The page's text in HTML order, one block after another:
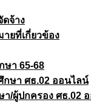
จ้าง
ายที่เกี่ยวข้อง
ษา 65-68
ษา ศธ.02 ออนไลน์
/ผู้ปกครอง ศธ.02